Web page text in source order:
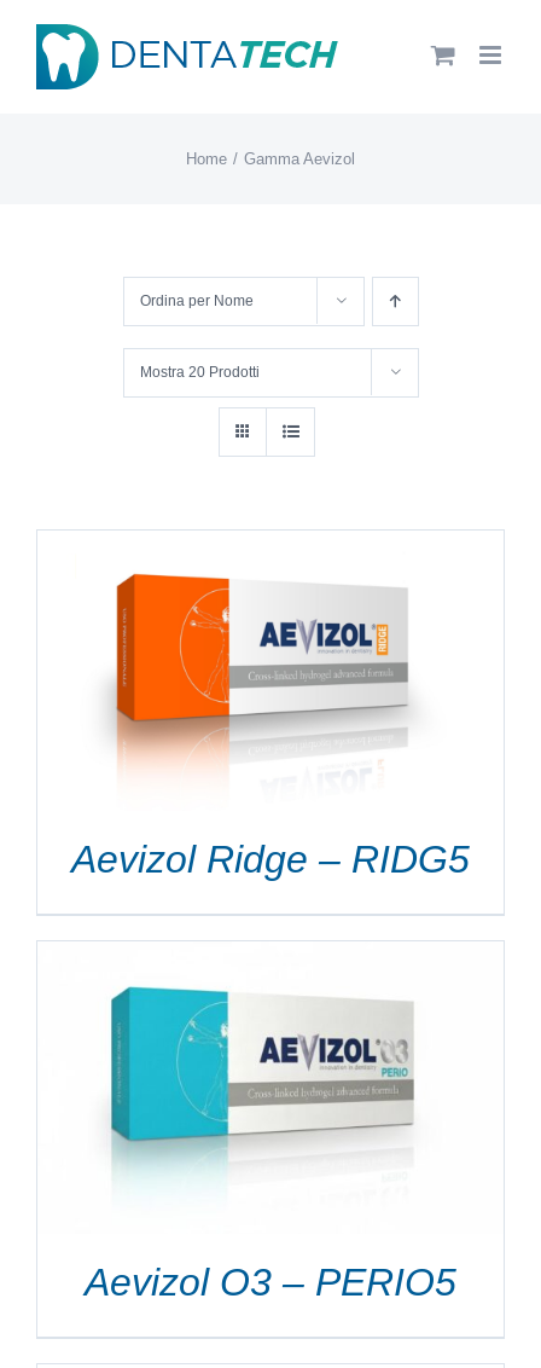
Salta
Home Gamma Aevizol
Ordina per Nome
Mostra 20 Prodotti
Aevizol Ridge – RIDG5
Aevizol O3 – PERIO5